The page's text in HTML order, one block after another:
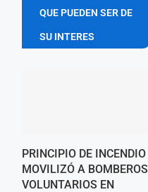
QUE PUEDEN SER DE
SU INTERES
PRINCIPIO DE INCENDIO
MOVILIZÓ A BOMBEROS
VOLUNTARIOS EN